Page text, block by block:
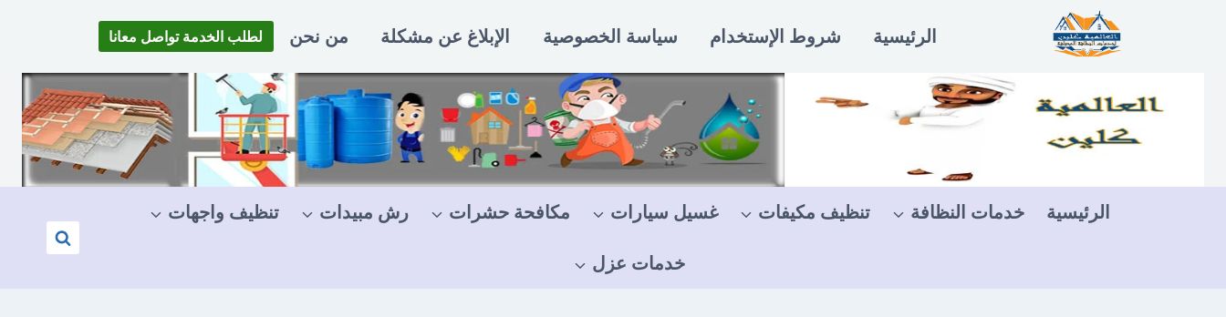
الرئيسية شروط الإستخدام سياسة الخصوصية الإبلاغ عن مشكلة من نحن لطلب الخدمة تواصل معانا
الرئيسية خدمات النظافة تنظيف مكيفات غسيل سيارات مكافحة حشرات رش مبيدات تنظيف واجهات
خدمات عزل